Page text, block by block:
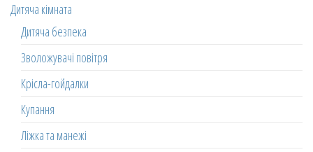
Дитяча кімната
Дитяча безпека
Зволожувачі повітря
Крісла-гойдалки
Купання
Ліжка та манежі